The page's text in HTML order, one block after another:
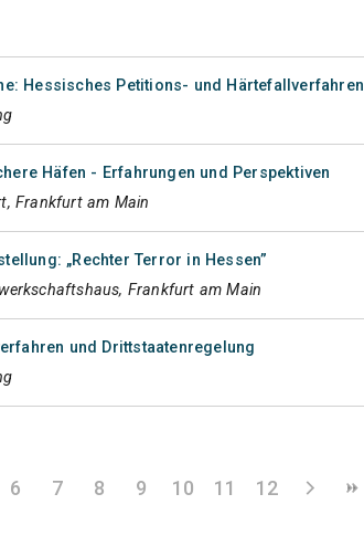
Hessisches Petitions- und Härtefallverfahren
Häfen - Erfahrungen und Perspektiven
Frankfurt am Main
„Rechter Terror in Hessen”
Frankfurt am Main
und Drittstaatenregelung
6 7 8 9 10 11 12